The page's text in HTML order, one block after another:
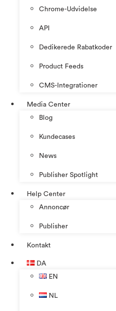
Chrome-Udvidelse
API
Dedikerede Rabatkoder
Product Feeds
CMS-Integrationer
Media Center
Blog
Kundecases
News
Publisher Spotlight
Help Center
Annoncør
Publisher
Kontakt
DA
EN
NL